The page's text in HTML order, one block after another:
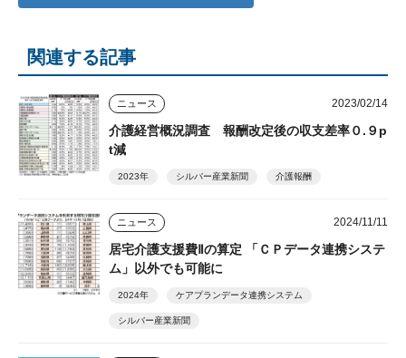
関連する記事
ニュース 2023/02/14
介護経営概況調査 報酬改定後の収支差率０.９p
t減
2023年 シルバー産業新聞 介護報酬
ニュース 2024/11/11
居宅介護支援費Ⅱの算定 「ＣＰデータ連携システ
ム」以外でも可能に
2024年 ケアプランデータ連携システム
シルバー産業新聞